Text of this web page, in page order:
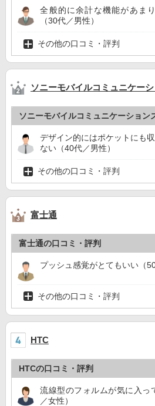
全般的に余計な機能があま
（30代／男性）
その他の口コミ・評判
ソニーモバイルコミュニケー
ソニーモバイルコミュニケーション
デザイン的にはポケットにも
ない（40代／男性）
その他の口コミ・評判
富士通
富士通の口コミ・評判
プッシュ感覚がとてもいい（
その他の口コミ・評判
HTC
HTCの口コミ・評判
流線型のフォルムが気に入っ
／女性）